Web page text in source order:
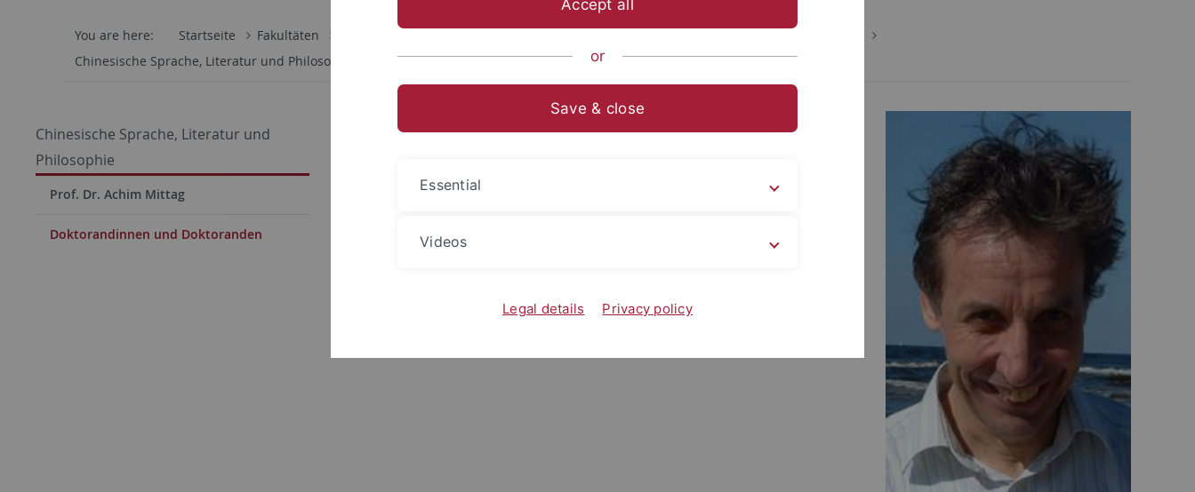
You are here: Startseite Fakultäten
Chinesische Sprache, Literatur und Philosophie
Doktorandinnen und Doktoranden
Chinesische Sprache, Literatur und
Philosophie
Prof. Dr. Achim Mittag
Doktorandinnen und Doktoranden
Doktorandinnen und Doktoranden / PhD
Clausberg, Felix, M.A.
Accept all
or
Save & close
Essential
Videos
Legal details Privacy policy